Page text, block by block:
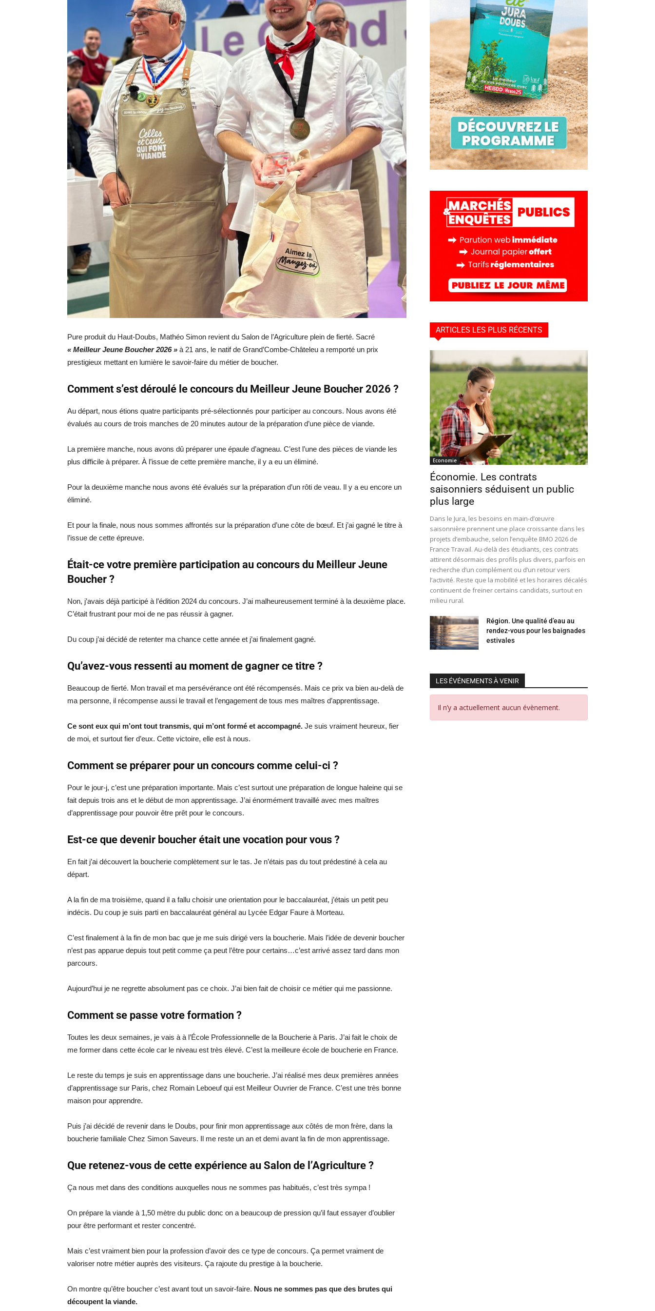
Hebdo25
Pure produit du Haut-Doubs, Mathéo Simon revient du Salon de l’Agriculture plein de fierté. Sacré
« Meilleur Jeune Boucher 2026 » à 21 ans, le natif de Grand’Combe-Châteleu a remporté un prix
prestigieux mettant en lumière le savoir-faire du métier de boucher.
Comment s’est déroulé le concours du Meilleur Jeune Boucher 2026 ?
Au départ, nous étions quatre participants pré-sélectionnés pour participer au concours. Nous avons été
évalués au cours de trois manches de 20 minutes autour de la préparation d’une pièce de viande.
La première manche, nous avons dû préparer une épaule d’agneau. C’est l’une des pièces de viande les
plus difficile à préparer. À l’issue de cette première manche, il y a eu un éliminé.
Pour la deuxième manche nous avons été évalués sur la préparation d’un rôti de veau. Il y a eu encore un
éliminé.
Et pour la finale, nous nous sommes affrontés sur la préparation d’une côte de bœuf. Et j’ai gagné le titre à
l’issue de cette épreuve.
Était-ce votre première participation au concours du Meilleur Jeune
Boucher ?
Non, j’avais déjà participé à l’édition 2024 du concours. J’ai malheureusement terminé à la deuxième place.
C’était frustrant pour moi de ne pas réussir à gagner.
Du coup j’ai décidé de retenter ma chance cette année et j’ai finalement gagné.
Qu’avez-vous ressenti au moment de gagner ce titre ?
Beaucoup de fierté. Mon travail et ma persévérance ont été récompensés. Mais ce prix va bien au-delà de
ma personne, il récompense aussi le travail et l’engagement de tous mes maîtres d’apprentissage.
Ce sont eux qui m’ont tout transmis, qui m’ont formé et accompagné. Je suis vraiment heureux, fier
de moi, et surtout fier d’eux. Cette victoire, elle est à nous.
Comment se préparer pour un concours comme celui-ci ?
Pour le jour-j, c’est une préparation importante. Mais c’est surtout une préparation de longue haleine qui se
fait depuis trois ans et le début de mon apprentissage. J’ai énormément travaillé avec mes maîtres
d’apprentissage pour pouvoir être prêt pour le concours.
Est-ce que devenir boucher était une vocation pour vous ?
En fait j’ai découvert la boucherie complètement sur le tas. Je n’étais pas du tout prédestiné à cela au
départ.
A la fin de ma troisième, quand il a fallu choisir une orientation pour le baccalauréat, j’étais un petit peu
indécis. Du coup je suis parti en baccalauréat général au Lycée Edgar Faure à Morteau.
C’est finalement à la fin de mon bac que je me suis dirigé vers la boucherie. Mais l’idée de devenir boucher
n’est pas apparue depuis tout petit comme ça peut l’être pour certains…c’est arrivé assez tard dans mon
parcours.
Aujourd’hui je ne regrette absolument pas ce choix. J’ai bien fait de choisir ce métier qui me passionne.
Comment se passe votre formation ?
Toutes les deux semaines, je vais à à l’École Professionnelle de la Boucherie à Paris. J’ai fait le choix de
me former dans cette école car le niveau est très élevé. C’est la meilleure école de boucherie en France.
Le reste du temps je suis en apprentissage dans une boucherie. J’ai réalisé mes deux premières années
d’apprentissage sur Paris, chez Romain Leboeuf qui est Meilleur Ouvrier de France. C’est une très bonne
maison pour apprendre.
Puis j’ai décidé de revenir dans le Doubs, pour finir mon apprentissage aux côtés de mon frère, dans la
boucherie familiale Chez Simon Saveurs. Il me reste un an et demi avant la fin de mon apprentissage.
Que retenez-vous de cette expérience au Salon de l’Agriculture ?
Ça nous met dans des conditions auxquelles nous ne sommes pas habitués, c’est très sympa !
On prépare la viande à 1,50 mètre du public donc on a beaucoup de pression qu’il faut essayer d’oublier
pour être performant et rester concentré.
Mais c’est vraiment bien pour la profession d’avoir des ce type de concours. Ça permet vraiment de
valoriser notre métier auprès des visiteurs. Ça rajoute du prestige à la boucherie.
On montre qu’être boucher c’est avant tout un savoir-faire. Nous ne sommes pas que des brutes qui
découpent la viande.
ARTICLES LES PLUS RÉCENTS
Economie
Économie. Les contrats
saisonniers séduisent un public
plus large
Dans le Jura, les besoins en main-d’œuvre
saisonnière prennent une place croissante dans les
projets d’embauche, selon l’enquête BMO 2026 de
France Travail. Au-delà des étudiants, ces contrats
attirent désormais des profils plus divers, parfois en
recherche d’un complément ou d’un retour vers
l’activité. Reste que la mobilité et les horaires décalés
continuent de freiner certains candidats, surtout en
milieu rural.
Région. Une qualité d’eau au
rendez-vous pour les baignades
estivales
LES ÉVÉNEMENTS À VENIR
Il n’y a actuellement aucun évènement.